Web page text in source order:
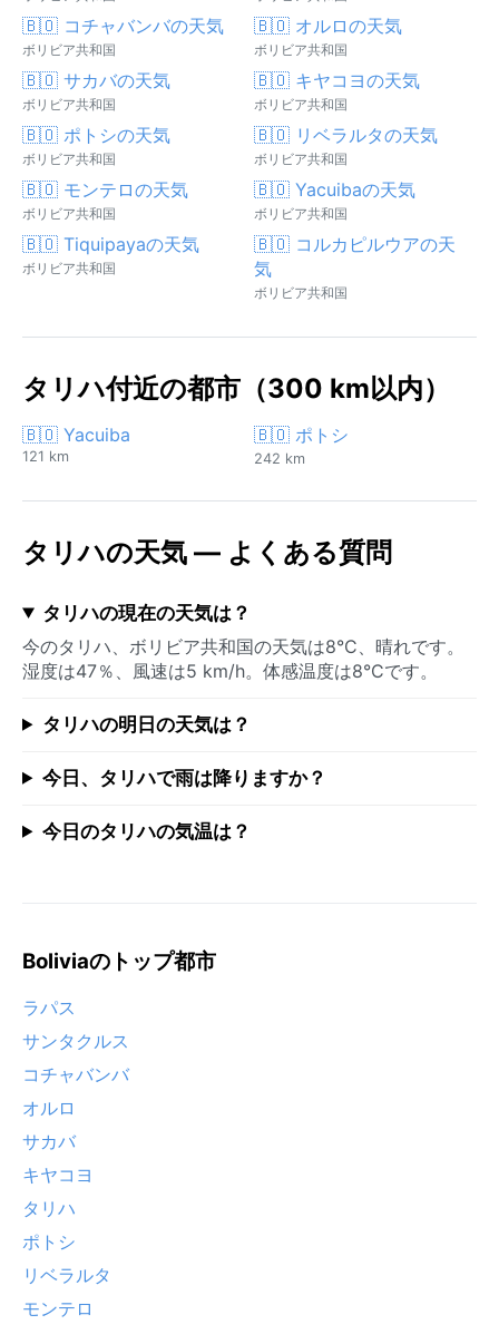
🇧🇴 コチャバンバの天気
ボリビア共和国
🇧🇴 オルロの天気
ボリビア共和国
🇧🇴 サカバの天気
ボリビア共和国
🇧🇴 キヤコヨの天気
ボリビア共和国
🇧🇴 ポトシの天気
ボリビア共和国
🇧🇴 リベラルタの天気
ボリビア共和国
🇧🇴 モンテロの天気
ボリビア共和国
🇧🇴 Yacuibaの天気
ボリビア共和国
🇧🇴 Tiquipayaの天気
ボリビア共和国
🇧🇴 コルカピルウアの天
気
ボリビア共和国
タリハ付近の都市（300 km以内）
🇧🇴 Yacuiba
121 km
🇧🇴 ポトシ
242 km
タリハの天気 — よくある質問
タリハの現在の天気は？
今のタリハ、ボリビア共和国の天気は8°C、晴れです。
湿度は47％、風速は5 km/h。体感温度は8°Cです。
タリハの明日の天気は？
今日、タリハで雨は降りますか？
今日のタリハの気温は？
Boliviaのトップ都市
ラパス
サンタクルス
コチャバンバ
オルロ
サカバ
キヤコヨ
タリハ
ポトシ
リベラルタ
モンテロ